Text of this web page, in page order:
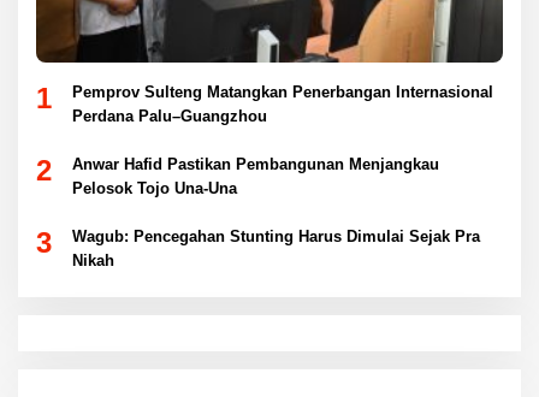
1
Pemprov Sulteng Matangkan Penerbangan Internasional
Perdana Palu–Guangzhou
2
Anwar Hafid Pastikan Pembangunan Menjangkau
Pelosok Tojo Una-Una
3
Wagub: Pencegahan Stunting Harus Dimulai Sejak Pra
Nikah